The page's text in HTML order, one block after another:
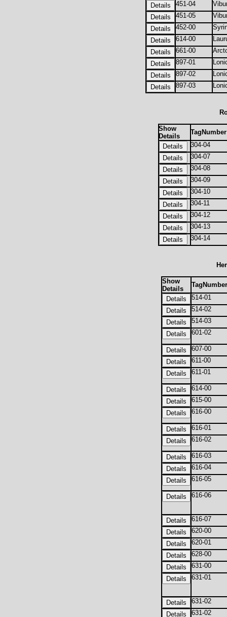
451-04
451-05
452-00
614-00
661-00
897-01
897-02
897-03
Show
Details
TagNumber
304-04
304-07
304-08
304-09
304-10
304-11
304-12
304-13
304-14
Show
Details
TagNumber
514-01
514-02
514-03
601-02
607-00
611-00
611-01
614-00
615-00
616-00
616-01
616-02
616-03
616-04
616-05
616-06
616-07
620-00
620-01
628-00
631-00
631-01
631-02
631-02